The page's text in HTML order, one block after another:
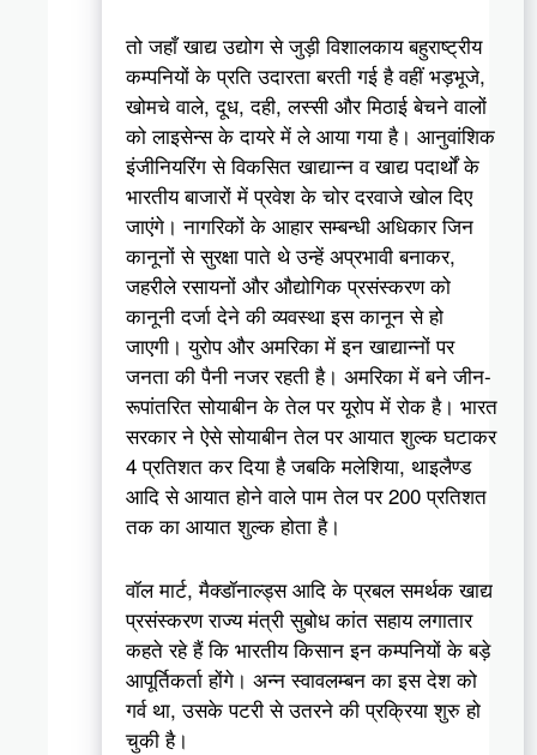
तो जहाँ खाद्य उद्योग से जुड़ी विशालकाय बहुराष्ट्रीय
कम्पनियों के प्रति उदारता बरती गई है वहीं भड़भूजे,
खोमचे वाले, दूध, दही, लस्सी और मिठाई बेचने वालों
को लाइसेन्स के दायरे में ले आया गया है। आनुवांशिक
इंजीनियरिंग से विकसित खाद्यान्न व खाद्य पदार्थों के
भारतीय बाजारों में प्रवेश के चोर दरवाजे खोल दिए
जाएंगे। नागरिकों के आहार सम्बन्धी अधिकार जिन
कानूनों से सुरक्षा पाते थे उन्हें अप्रभावी बनाकर,
जहरीले रसायनों और औद्योगिक प्रसंस्करण को
कानूनी दर्जा देने की व्यवस्था इस कानून से हो
जाएगी। युरोप और अमरिका में इन खाद्यान्नों पर
जनता की पैनी नजर रहती है। अमरिका में बने जीन-
रूपांतरित सोयाबीन के तेल पर यूरोप में रोक है। भारत
सरकार ने ऐसे सोयाबीन तेल पर आयात शुल्क घटाकर
4 प्रतिशत कर दिया है जबकि मलेशिया, थाइलैण्ड
आदि से आयात होने वाले पाम तेल पर 200 प्रतिशत
तक का आयात शुल्क होता है।
वॉल मार्ट, मैक्डॉनाल्ड्स आदि के प्रबल समर्थक खाद्य
प्रसंस्करण राज्य मंत्री सुबोध कांत सहाय लगातार
कहते रहे हैं कि भारतीय किसान इन कम्पनियों के बड़े
आपूर्तिकर्ता होंगे। अन्न स्वावलम्बन का इस देश को
गर्व था, उसके पटरी से उतरने की प्रक्रिया शुरु हो
चुकी है।